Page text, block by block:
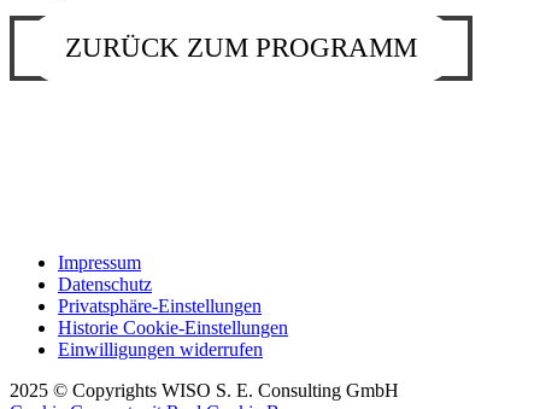
ZURÜCK ZUM PROGRAMM
Impressum
Datenschutz
Privatsphäre-Einstellungen
Historie Cookie-Einstellungen
Einwilligungen widerrufen
2025 © Copyrights WISO S. E. Consulting GmbH